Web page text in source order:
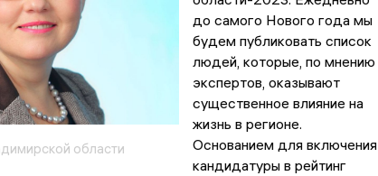
области
до самого Нового года мы
будем публиковать список
людей, которые, по мнению
экспертов, оказывают
существенное влияние на
жизнь в регионе.
Основанием для включения
кандидатуры в рейтинг